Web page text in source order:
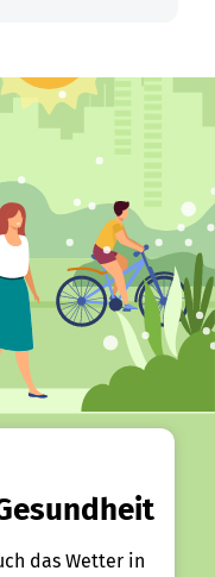
das Wetter in